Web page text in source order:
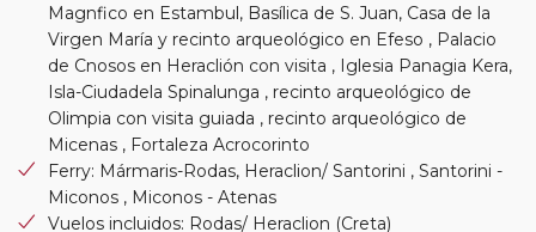
Magnfico en Estambul, Basílica de S. Juan, Casa de la
Virgen María y recinto arqueológico en Efeso , Palacio
de Cnosos en Heraclión con visita , Iglesia Panagia Kera,
Isla-Ciudadela Spinalunga , recinto arqueológico de
Olimpia con visita guiada , recinto arqueológico de
Micenas , Fortaleza Acrocorinto
Ferry: Mármaris-Rodas, Heraclion/ Santorini , Santorini -
Miconos , Miconos - Atenas
Vuelos incluidos: Rodas/ Heraclion (Creta)